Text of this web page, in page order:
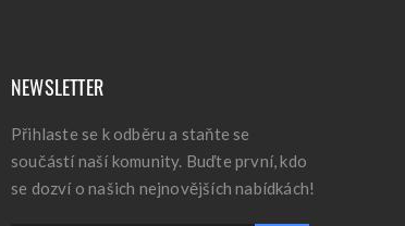
NEWSLETTER
Přihlaste se k odběru a staňte se
součástí naší komunity. Buďte první, kdo
se dozví o našich nejnovějších nabídkách!